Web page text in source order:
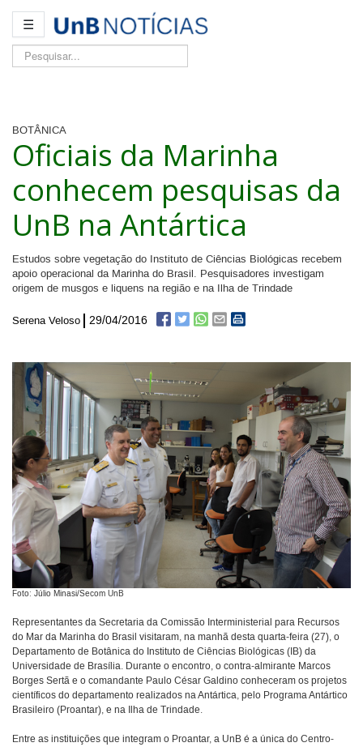
☰
Pesquisar...
BOTÂNICA
Oficiais da Marinha
conhecem pesquisas da
UnB na Antártica
Estudos sobre vegetação do Instituto de Ciências Biológicas recebem
apoio operacional da Marinha do Brasil. Pesquisadores investigam
origem de musgos e liquens na região e na Ilha de Trindade
Serena Veloso 29/04/2016
Foto: Júlio Minasi/Secom UnB
Representantes da Secretaria da Comissão Interministerial para Recursos
do Mar da Marinha do Brasil visitaram, na manhã desta quarta-feira (27), o
Departamento de Botânica do Instituto de Ciências Biológicas (IB) da
Universidade de Brasília. Durante o encontro, o contra-almirante Marcos
Borges Sertã e o comandante Paulo César Galdino conheceram os projetos
científicos do departamento realizados na Antártica, pelo Programa Antártico
Brasileiro (Proantar), e na Ilha de Trindade.
Entre as instituições que integram o Proantar, a UnB é a única do Centro-